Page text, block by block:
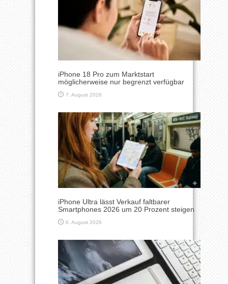
iPhone 18 Pro zum Marktstart
möglicherweise nur begrenzt verfügbar
7. August 2026
iPhone Ultra lässt Verkauf faltbarer
Smartphones 2026 um 20 Prozent steigen
6. August 2026